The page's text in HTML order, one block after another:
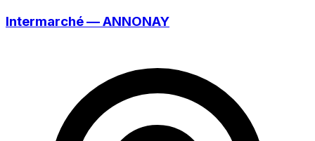
Intermarché — ANNONAY